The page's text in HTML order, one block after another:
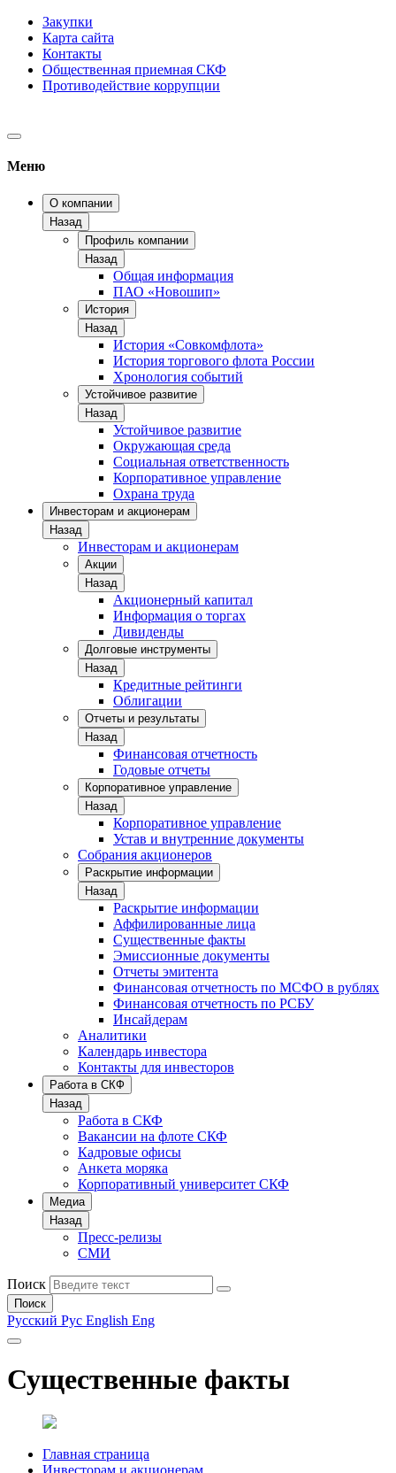
Закупки
Карта сайта
Контакты
Общественная приемная СКФ
Противодействие коррупции
Меню
О компании
Назад
Профиль компании
Назад
Общая информация
ПАО «Новошип»
История
Назад
История «Совкомфлота»
История торгового флота России
Хронология событий
Устойчивое развитие
Назад
Устойчивое развитие
Окружающая среда
Социальная ответственность
Корпоративное управление
Охрана труда
Инвесторам и акционерам
Назад
Инвесторам и акционерам
Акции
Назад
Акционерный капитал
Информация о торгах
Дивиденды
Долговые инструменты
Назад
Кредитные рейтинги
Облигации
Отчеты и результаты
Назад
Финансовая отчетность
Годовые отчеты
Корпоративное управление
Назад
Корпоративное управление
Устав и внутренние документы
Собрания акционеров
Раскрытие информации
Назад
Раскрытие информации
Аффилированные лица
Существенные факты
Эмиссионные документы
Отчеты эмитента
Финансовая отчетность по МСФО в рублях
Финансовая отчетность по РСБУ
Инсайдерам
Аналитики
Календарь инвестора
Контакты для инвесторов
Работа в СКФ
Назад
Работа в СКФ
Вакансии на флоте СКФ
Кадровые офисы
Анкета моряка
Корпоративный университет СКФ
Медиа
Назад
Пресс-релизы
СМИ
Поиск
Поиск
Русский Рус English Eng
Существенные факты
Главная страница